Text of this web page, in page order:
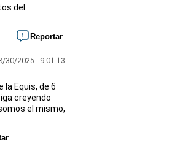
del
Reportar
30/2025 - 9:01:13
la Equis, de 6
creyendo
el mismo,